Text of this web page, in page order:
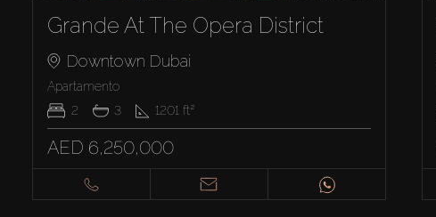
Grande At The Opera District
Downtown Dubai
Apartamento
2
3 1201 ft²
AED 6,250,000